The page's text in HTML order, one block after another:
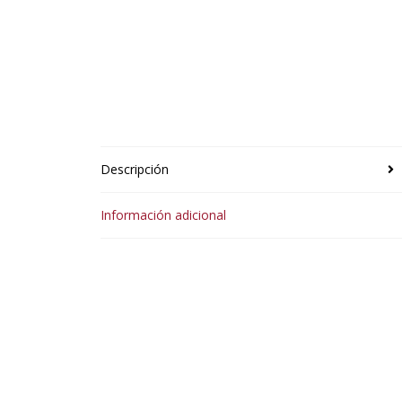
Descripción
Información adicional